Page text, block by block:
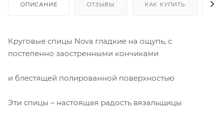
ОПИСАНИЕ ОТЗЫВЫ КАК КУПИТЬ
Круговые спицы Nova гладкие на ощупь, с
постепенно заостренными кончиками
и блестящей полированной поверхностью
Эти спицы – настоящая радость вязальщицы